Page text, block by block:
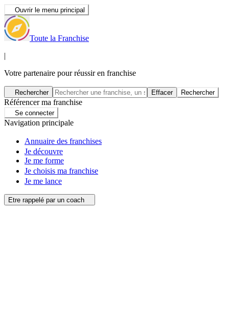
Ouvrir le menu principal
Toute la Franchise
|
Votre partenaire pour réussir en franchise
Rechercher Effacer Rechercher
Référencer ma franchise
Se connecter
Navigation principale
Annuaire des franchises
Je découvre
Je me forme
Je choisis ma franchise
Je me lance
Etre rappelé par un coach